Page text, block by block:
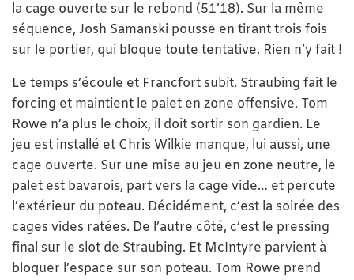
la cage ouverte sur le rebond (51’18). Sur la même
séquence, Josh Samanski pousse en tirant trois fois
sur le portier, qui bloque toute tentative. Rien n’y fait !
Le temps s’écoule et Francfort subit. Straubing fait le
forcing et maintient le palet en zone offensive. Tom
Rowe n’a plus le choix, il doit sortir son gardien. Le
jeu est installé et Chris Wilkie manque, lui aussi, une
cage ouverte. Sur une mise au jeu en zone neutre, le
palet est bavarois, part vers la cage vide… et percute
l’extérieur du poteau. Décidément, c’est la soirée des
cages vides ratées. De l’autre côté, c’est le pressing
final sur le slot de Straubing. Et McIntyre parvient à
bloquer l’espace sur son poteau. Tom Rowe prend